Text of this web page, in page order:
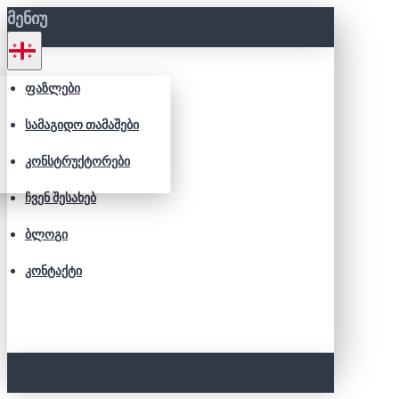
ᲛᲔᲜᲘᲣ
ᲤᲐᲖᲚᲔᲑᲘ
ᲡᲐᲛᲐᲒᲘᲓᲝ ᲗᲐᲛᲐᲨᲔᲑᲘ
ᲙᲝᲜᲡᲢᲠᲣᲥᲢᲝᲠᲔᲑᲘ
ᲩᲕᲔᲜ ᲨᲔᲡᲐᲮᲔᲑ
ᲑᲚᲝᲒᲘ
ᲙᲝᲜᲢᲐᲥᲢᲘ